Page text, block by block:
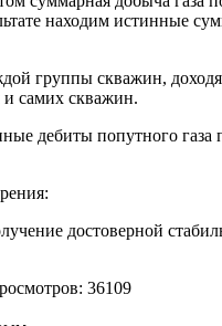
находим истинные
группы скважин,
и самих скважин.
дебиты попутного
достоверной
36109